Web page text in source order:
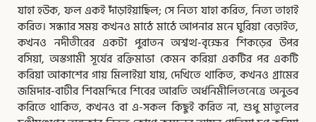
যাহা হউক, ফল একই দাঁড়াইয়াছিল; সে নিত্য যাহা করিত, নিত্য তাহাই
করিত। সন্ধ্যার সময় কখনও মাঠে মাঠে আপনার মনে ঘুরিয়া বেড়াইত,
কখনও নদীতীরের একটা পুরাতন অশ্বত্থ-বৃক্ষের শিকড়ের উপর
বসিয়া, অস্তগামী সূর্যের রক্তিমাভা কেমন করিয়া একটির পর একটি
করিয়া আকাশের গায় মিলাইয়া যায়, দেখিতে থাকিত, কখনও গ্রামের
জমিদার-বাটীর শিবমন্দিরে শিবের আরতি অর্ধনিমীলিতনেত্রে অনুভব
করিতে থাকিত, কখনও বা এ-সকল কিছুই করিত না, শুধু মাতুলের